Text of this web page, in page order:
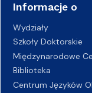
Informacje o
Wydziały
Szkoły Doktorskie
Międzynarodowe
Biblioteka
Centrum Języków